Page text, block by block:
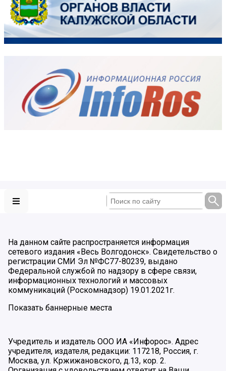
На данном сайте распространяется информация
сетевого издания «Весь Волгодонск». Свидетельство о
регистрации СМИ Эл №ФС77-80239, выдано
Федеральной службой по надзору в сфере связи,
информационных технологий и массовых
коммуникаций (Роскомнадзор) 19.01.2021г.
Показать баннерные места
Учредитель и издатель ООО ИА «Инфорос». Адрес
учредителя, издателя, редакции: 117218, Россия, г.
Москва, ул. Кржижановского, д.13, кор. 2.